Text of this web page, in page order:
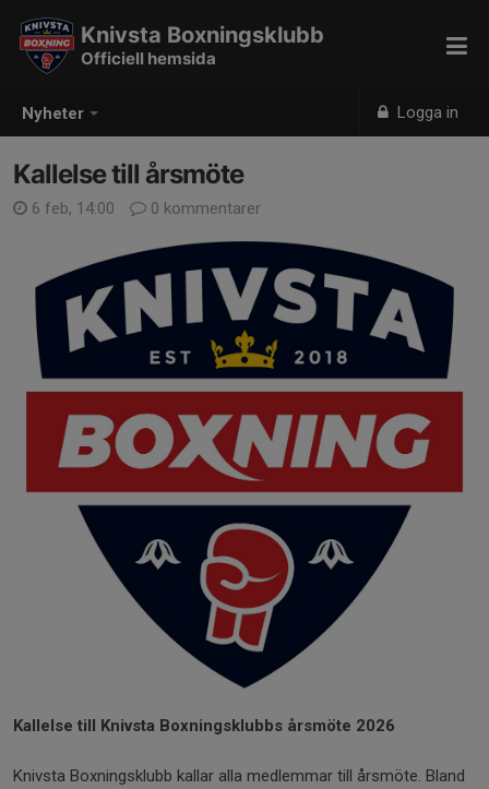
Nyheter Logga in
Knivsta Boxningsklubb
Officiell hemsida
Kallelse till årsmöte
6 feb, 14:00 0 kommentarer
Kallelse till Knivsta Boxningsklubbs årsmöte 2026
Knivsta Boxningsklubb kallar alla medlemmar till årsmöte. Bland